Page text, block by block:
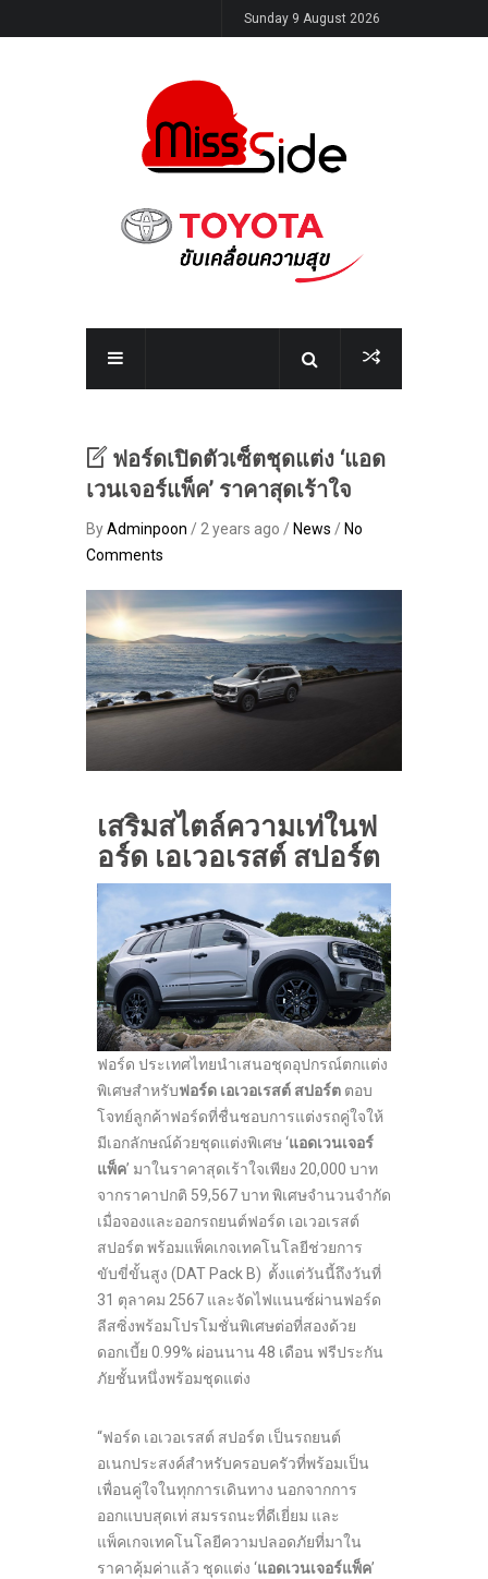
Sunday 9 August 2026
ฟอร์ดเปิดตัวเซ็ตชุดแต่ง ‘แอด
เวนเจอร์แพ็ค’ ราคาสุดเร้าใจ
ByAdminpoon / 2 years ago / News / No
Comments
เสริมสไตล์ความเท่ในฟ
อร์ด เอเวอเรสต์ สปอร์ต
ฟอร์ด ประเทศไทยนำเสนอชุดอุปกรณ์ตกแต่ง
พิเศษสำหรับฟอร์ด เอเวอเรสต์ สปอร์ต ตอบ
โจทย์ลูกค้าฟอร์ดที่ชื่นชอบการแต่งรถคู่ใจให้
มีเอกลักษณ์ด้วยชุดแต่งพิเศษ ‘แอดเวนเจอร์
แพ็ค’ มาในราคาสุดเร้าใจเพียง 20,000 บาท
จากราคาปกติ 59,567บาท พิเศษจำนวนจำกัด
เมื่อจองและออกรถยนต์ฟอร์ด เอเวอเรสต์
สปอร์ต พร้อมแพ็คเกจเทคโนโลยีช่วยการ
ขับขี่ขั้นสูง (DAT Pack B) ตั้งแต่วันนี้ถึงวันที่
31 ตุลาคม 2567 และจัดไฟแนนซ์ผ่านฟอร์ด
ลีสซิ่งพร้อมโปรโมชั่นพิเศษต่อที่สองด้วย
ดอกเบี้ย 0.99% ผ่อนนาน 48 เดือน ฟรีประกัน
ภัยชั้นหนึ่งพร้อมชุดแต่ง
“ฟอร์ด เอเวอเรสต์ สปอร์ต เป็นรถยนต์
อเนกประสงค์สำหรับครอบครัวที่พร้อมเป็น
เพื่อนคู่ใจในทุกการเดินทาง นอกจากการ
ออกแบบสุดเท่ สมรรถนะที่ดีเยี่ยม และ
แพ็คเกจเทคโนโลยีความปลอดภัยที่มาใน
ราคาคุ้มค่าแล้ว ชุดแต่ง ‘แอดเวนเจอร์แพ็ค’